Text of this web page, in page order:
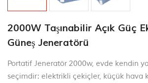
2000W Taşınabilir Açık Güç
Güneş Jeneratörü
Portatif Jeneratör 2000w, evde kendin
seçimdir: elektrikli çekiçler, küçük hava